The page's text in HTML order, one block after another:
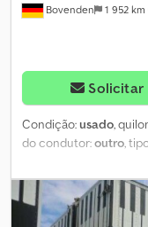
Bovenden 1 952 km
Solicitar
Condição:usado,
do condutor:outro,
mm, altura do espaço
veículo: Bovenden,
Rqzmobzeha